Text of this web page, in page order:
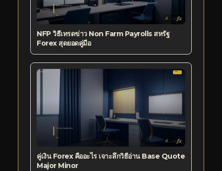
NFP วิธีเทรดข่าว Non Farm Payrolls สหรัฐ
Forex สุดยอดคู่มือ
คู่เงิน Forex คืออะไร เจาะลึกวิธีอ่าน Base Quote
Major Minor